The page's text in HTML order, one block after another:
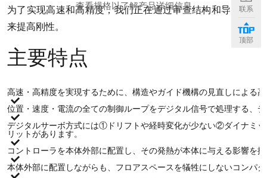
查看规格以了解产品详细信息。
为了实现高速和高精度，我们正在通过审查结构和导向机构
来提高刚性。
主要特点
高速・高精度を実現するために、構造やガイド機構の見直しによる
位置・速度・電流の全ての制御ループをデジタル信号で処理する、
デジタルサーボ方式には①ドリフトや経時変化が少ない②ダイナミ
リットがあります。
コントローラを本体外部に配置し、その発熱が本体に与える影響を
本体外部に配置しながらも、フロアスペースを犠牲にしないコンパ
联系
顶部